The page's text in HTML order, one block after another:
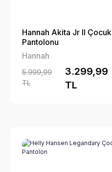
Hannah Akita Jr II Çocuk
Pantolonu
Hannah
5.999,99
TL
3.299,99
TL